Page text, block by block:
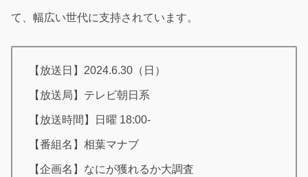
て、幅広い世代に支持されています。
【放送日】2024.6.30（日）
【放送局】テレビ朝日系
【放送時間】日曜 18:00-
【番組名】相葉マナブ
【企画名】なにが獲れるか大調査